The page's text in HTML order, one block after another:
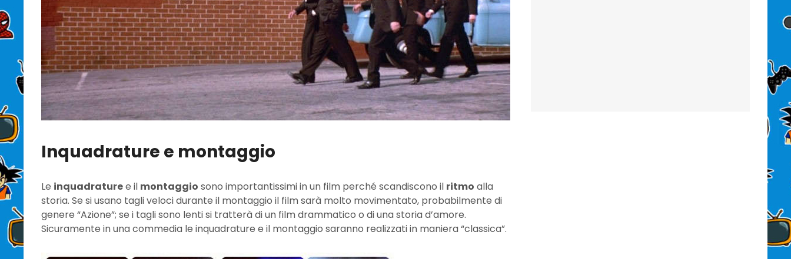
Inquadrature e montaggio
Le inquadraturee il montaggio sono importantissimi in un film perché scandiscono il ritmo alla
storia. Se si usano tagli veloci durante il montaggio il film sarà molto movimentato, probabilmente di
genere “Azione”; se i tagli sono lenti si tratterà di un film drammatico o di una storia d’amore.
Sicuramente in una commedia le inquadrature e il montaggio saranno realizzati in maniera “classica”.